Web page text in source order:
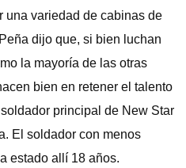
una variedad de cabinas de
dijo que, si bien luchan
la mayoría de las otras
bien en retener el talento
principal de New Star
El soldador con menos
estado allí 18 años.